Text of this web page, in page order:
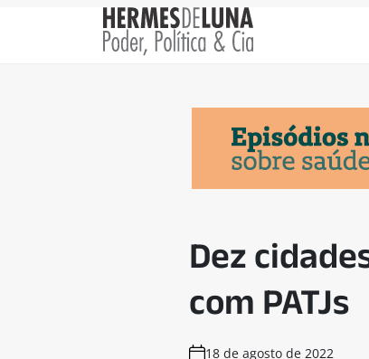
Dez
com PATJs
18 de agosto de 2022